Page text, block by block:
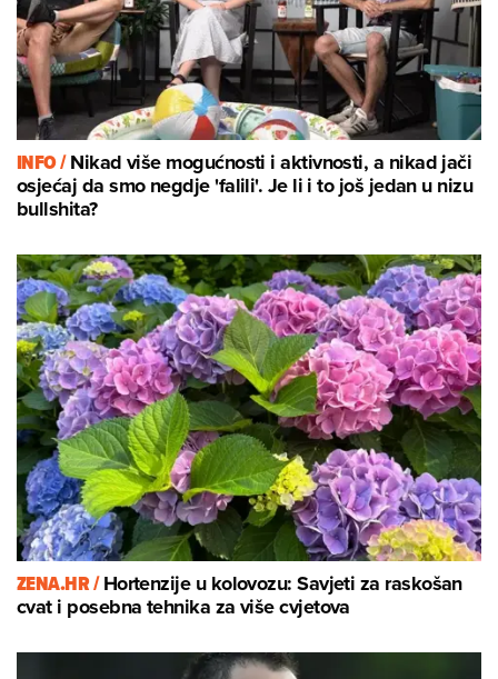
INFO /Nikad više mogućnosti i aktivnosti, a nikad jači
osjećaj da smo negdje 'falili'. Je li i to još jedan u nizu
bullshita?
ZENA.HR /Hortenzije u kolovozu: Savjeti za raskošan
cvat i posebna tehnika za više cvjetova